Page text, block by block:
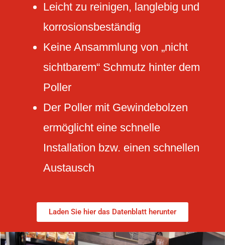
Leicht zu reinigen, langlebig und
korrosionsbeständig
Keine Ansammlung von „nicht
sichtbarem“ Schmutz hinter dem
Poller
Der Poller mit Gewindebolzen
ermöglicht eine schnelle
Installation bzw. einen schnellen
Austausch
Laden Sie hier das Datenblatt herunter